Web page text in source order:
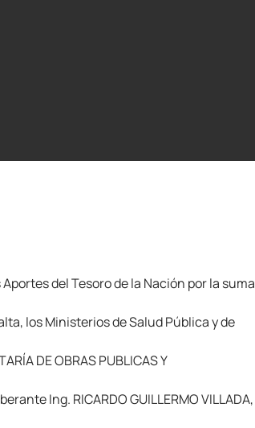
del Tesoro de la Nación por la suma
los Ministerios de Salud Pública y de
DE OBRAS PUBLICAS Y
Ing. RICARDO GUILLERMO VILLADA,